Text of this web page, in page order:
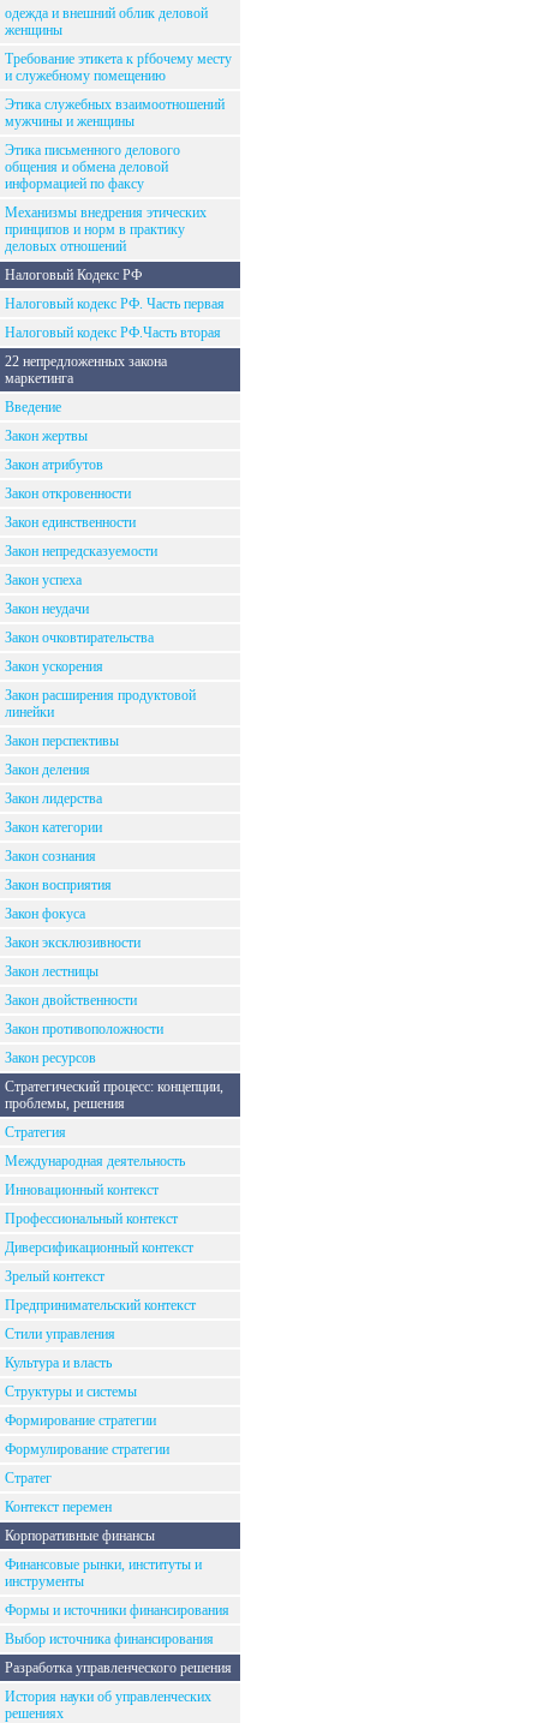
одежда и внешний облик деловой
женщины
Требование этикета к рfбочему месту
и служебному помещению
Этика служебных взаимоотношений
мужчины и женщины
Этика письменного делового
общения и обмена деловой
информацией по факсу
Механизмы внедрения этических
принципов и норм в практику
деловых отношений
Налоговый Кодекс РФ
Налоговый кодекс РФ. Часть первая
Налоговый кодекс РФ.Часть вторая
22 непредложенных закона
маркетинга
Введение
Закон жертвы
Закон атрибутов
Закон откровенности
Закон единственности
Закон непредсказуемости
Закон успеха
Закон неудачи
Закон очковтирательства
Закон ускорения
Закон расширения продуктовой
линейки
Закон перспективы
Закон деления
Закон лидерства
Закон категории
Закон сознания
Закон восприятия
Закон фокуса
Закон эксклюзивности
Закон лестницы
Закон двойственности
Закон противоположности
Закон ресурсов
Стратегический процесс: концепции,
проблемы, решения
Стратегия
Международная деятельность
Инновационный контекст
Профессиональный контекст
Диверсификационный контекст
Зрелый контекст
Предпринимательский контекст
Стили управления
Культура и власть
Структуры и системы
Формирование стратегии
Формулирование стратегии
Стратег
Контекст перемен
Корпоративные финансы
Финансовые рынки, институты и
инструменты
Формы и источники финансирования
Выбор источника финансирования
Разработка управленческого решения
История науки об управленческих
решениях